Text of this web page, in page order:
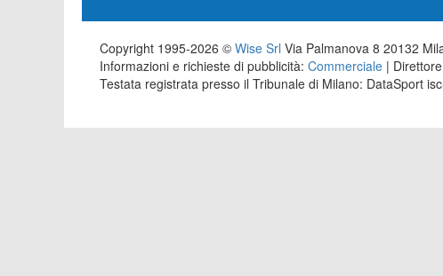
Copyright 1995-2026 © Wise Srl Via Palmanova 8 20132
Informazioni e richieste di pubblicità: Commerciale |
Testata registrata presso il Tribunale di Milano: DataSport